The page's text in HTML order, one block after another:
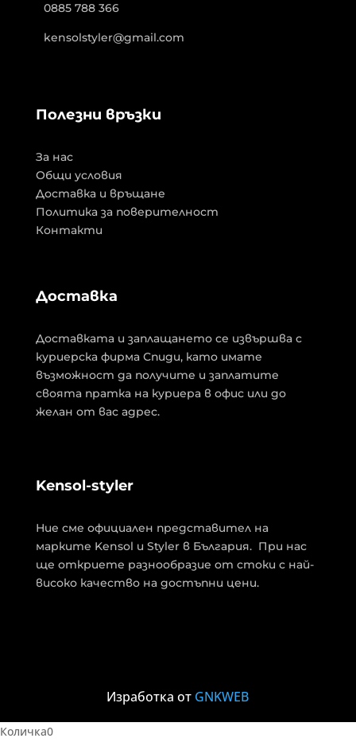
0885 788 366
kensolstyler@gmail.com
Полезни връзки
За нас
Общи условия
Доставка и връщане
Политика за поверителност
Контакти
Доставка
Доставката и заплащането се извършва с
куриерска фирма Спиди, като имате
възможност да получите и заплатите
своята пратка на куриера в офис или до
желан от вас адрес.
Kensol-styler
Ние сме официален представител на
марките Kensol и Styler в България. При нас
ще откриете разнообразие от стоки с най-
високо качество на достъпни цени.
Изработка от GNKWEB
Количка0